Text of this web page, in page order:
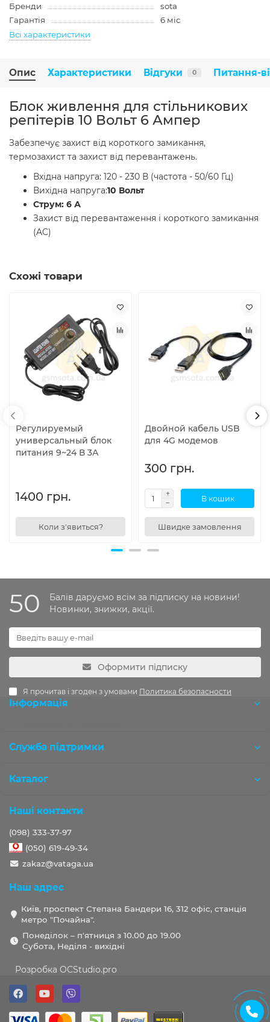
Бренди
sota
Гарантія
6 міс
Всі характеристики
Опис Характеристики Відгуки 0 Питання-
Блок живлення для стільникових
репітерів 10 Вольт 6 Ампер
Забезпечує захист від короткого замикання,
термозахист та захист від перевантажень.
Вхідна напруга: 120 - 230 В (частота - 50/60 Гц)
Вихідна напруга:10 Вольт
Струм: 6 А
Захист від перевантаження і короткого замикання
(AC)
Схожі товари
Регулируемый
универсальный блок
питания 9~24 В 3А
1400 грн.
Коли з'явиться?
Двойной кабель USB
для 4G модемов
300 грн.
В кошик
Швидке замовлення
50
Балів даруємо всім за підписку на новини!
Новинки, знижки, акції.
Оформити підписку
Я прочитав і згоден з умовами Политика безопасности
Інформація
Служба підтримки
Каталог
Наші контакти
(098) 333-37-97
(050) 619-49-34
zakaz@vataga.ua
Наш адрес
Київ, проспект Степана Бандери 16, 312 офіс, станція
метро "Почайна".
Понеділок – п'ятниця з 10.00 до 19.00
Субота, Неділя - вихідні
Розробка OCStudio.pro